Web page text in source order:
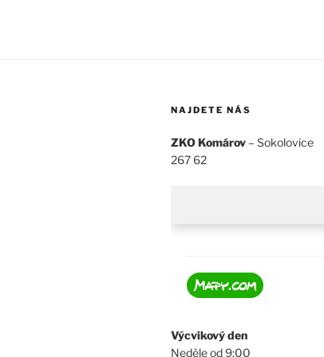
NAJDETE NÁS
ZKO Komárov – Sokolovice
267 62
Výcvikový den
Neděle od 9:00